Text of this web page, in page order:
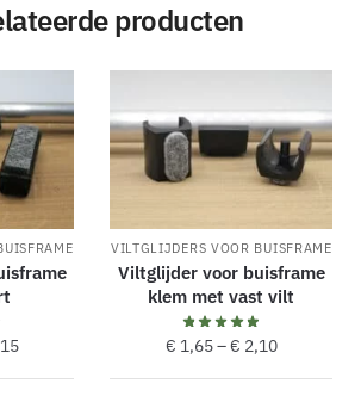
Deze
gekozen
worden
op
productpagina
producten
VILTGLIJDERS VOOR BUISFRAME
Viltglijder voor buisframe
klem met vast vilt
€ 1,65–€ 2,10